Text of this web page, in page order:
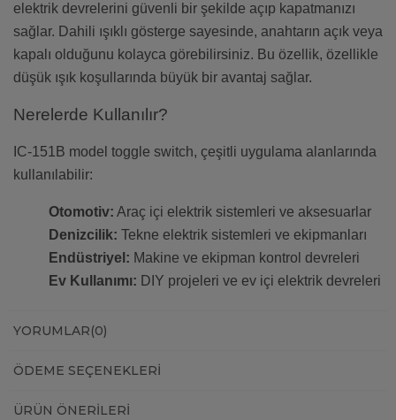
elektrik devrelerini güvenli bir şekilde açıp kapatmanızı
sağlar. Dahili ışıklı gösterge sayesinde, anahtarın açık veya
kapalı olduğunu kolayca görebilirsiniz. Bu özellik, özellikle
düşük ışık koşullarında büyük bir avantaj sağlar.
Nerelerde Kullanılır?
IC-151B model toggle switch, çeşitli uygulama alanlarında
kullanılabilir:
Otomotiv: Araç içi elektrik sistemleri ve aksesuarlar
Denizcilik: Tekne elektrik sistemleri ve ekipmanları
Endüstriyel: Makine ve ekipman kontrol devreleri
Ev Kullanımı: DIY projeleri ve ev içi elektrik devreleri
YORUMLAR(0)
ÖDEME SEÇENEKLERI
ÜRÜN ÖNERILERI